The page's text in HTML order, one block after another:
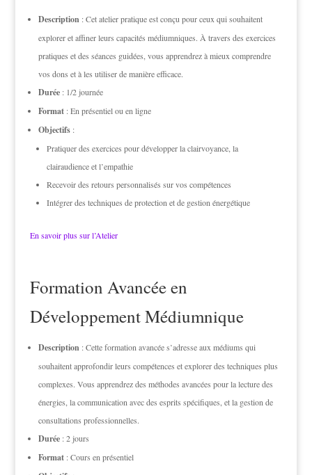
Description : Cet atelier pratique est conçu pour ceux qui souhaitent
explorer et affiner leurs capacités médiumniques. À travers des exercices
pratiques et des séances guidées, vous apprendrez à mieux comprendre
vos dons et à les utiliser de manière efficace.
Durée: 1/2 journée
Format: En présentiel ou en ligne
Objectifs:
Pratiquer des exercices pour développer la clairvoyance, la
clairaudience et l’empathie
Recevoir des retours personnalisés sur vos compétences
Intégrer des techniques de protection et de gestion énergétique
En savoir plus sur l’Atelier
Formation Avancée en
Développement Médiumnique
Description : Cette formation avancée s’adresse aux médiums qui
souhaitent approfondir leurs compétences et explorer des techniques plus
complexes. Vous apprendrez des méthodes avancées pour la lecture des
énergies, la communication avec des esprits spécifiques, et la gestion de
consultations professionnelles.
Durée: 2 jours
Format: Cours en présentiel